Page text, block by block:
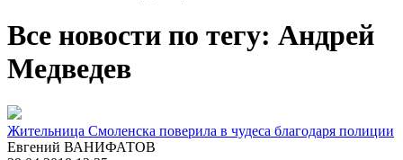
Все новости по тегу: Андрей
Медведев
Жительница Смоленска поверила в чудеса благодаря полиции
Евгений ВАНИФАТОВ